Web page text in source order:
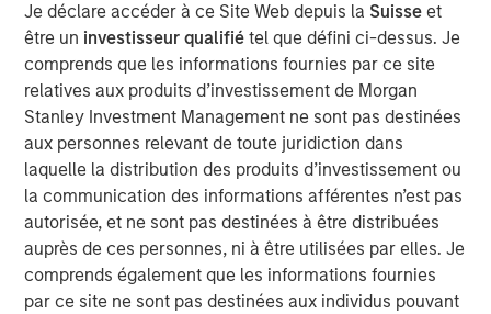
Je déclare accéder à ce Site Web depuis la Suisse et
être un investisseur qualifiétel que défini ci-dessus. Je
comprends que les informations fournies par ce site
relatives aux produits d’investissement de Morgan
Stanley Investment Management ne sont pas destinées
aux personnes relevant de toute juridiction dans
laquelle la distribution des produits d’investissement ou
la communication des informations afférentes n’est pas
autorisée, et ne sont pas destinées à être distribuées
auprès de ces personnes, ni à être utilisées par elles. Je
comprends également que les informations fournies
par ce site ne sont pas destinées aux individus pouvant
Read Full Feature Here
Morgan Stanley Real Estate Investing
Morgan Stanley Real Estate Investing (MSREI) manages
global value-add / opportunistic and regional core / core-
plus real estate investment strategies. The team's
experience encompasses a broad array of asset classes,
geographic regions and investment themes across all
phases of the real estate cycle.